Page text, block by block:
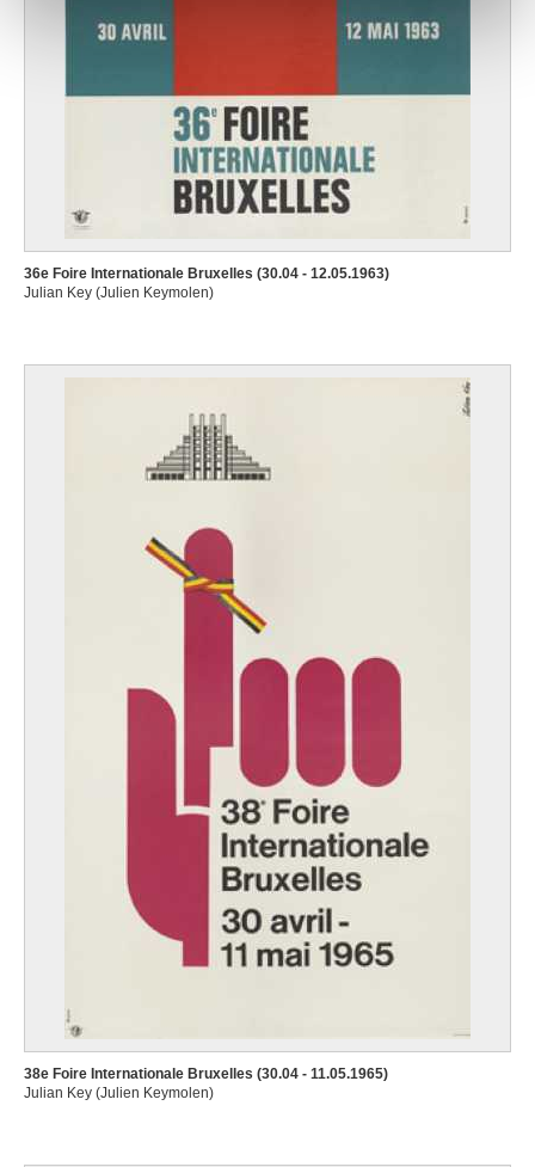
36e Foire Internationale Bruxelles (30.04 - 12.05.1963)
Julian Key (Julien Keymolen)
38e Foire Internationale Bruxelles (30.04 - 11.05.1965)
Julian Key (Julien Keymolen)